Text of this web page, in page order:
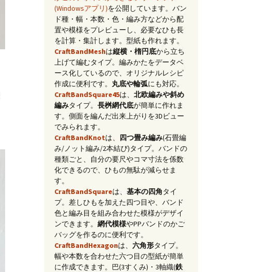
(Windowsアプリ)を公開しています。バン
ド種・幅・本数・色・編み方などから配
置や模様をプレビューし、必要なひも長
を計算・集計します。型紙も作れます。
CraftBandMeshは縦横・楕円底から立ち
上げて編むタイプ。編みかたをデータベ
ース化しているので、オリジナルレシピ
作成に便利です。 丸底や輪弧にも対応。
CraftBandSquare45は、 北欧編みや斜め
編みタイプ。 長桝網代底が簡単に作れま
す。側面を編んだ出来上がりを3Dビュー
でみられます。
CraftBandKnotは、 四つ畳み編み(石畳編
み/ノット編み/2本結び)タイプ。バンドの
種類ごと、自分の要尺やコマ寸法を係数
化できるので、ひもの無駄が減らせま
す。
CraftBandSquareは、 基本の四角タイ
プ。差しひもを加えた四つ目や、バンド
色と編み目を組み合わせた模様がデザイ
ンできます。 網代模様やPPバンドのかご
バッグを作るのに便利です。
CraftBandHexagonは、 六角形タイプ。
幅や本数を合わせた六つ目の型紙が簡単
に作成できます。巴(3すくみ)・3軸織(鉄